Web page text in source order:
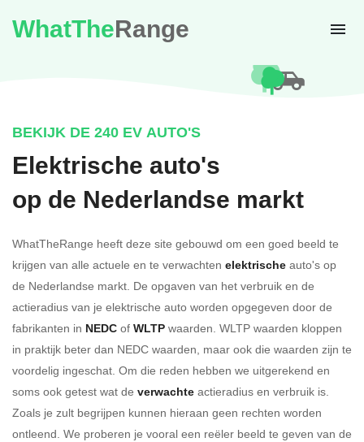
WhatTheRange
BEKIJK DE 240 EV AUTO'S
Elektrische auto's
op de Nederlandse markt
WhatTheRange heeft deze site gebouwd om een goed beeld te
krijgen van alle actuele en te verwachten elektrische auto's op
de Nederlandse markt. De opgaven van het verbruik en de
actieradius van je elektrische auto worden opgegeven door de
fabrikanten in NEDC of WLTP waarden. WLTP waarden kloppen
in praktijk beter dan NEDC waarden, maar ook die waarden zijn te
voordelig ingeschat. Om die reden hebben we uitgerekend en
soms ook getest wat de verwachte actieradius en verbruik is.
Zoals je zult begrijpen kunnen hieraan geen rechten worden
ontleend. We proberen je vooral een reëler beeld te geven van de